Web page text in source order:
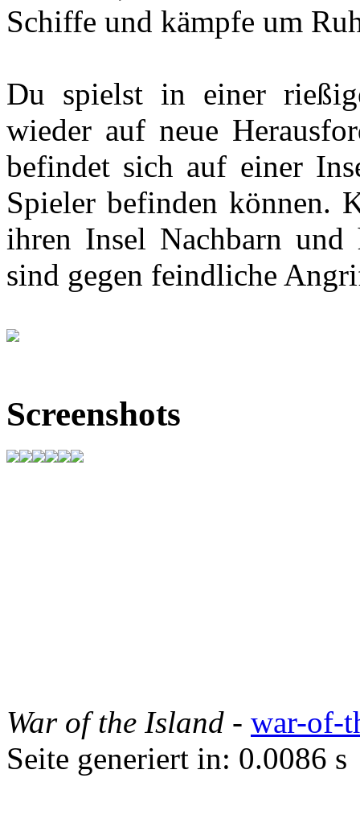
Schiffe und kämpfe um
Du spielst in einer
wieder auf neue
befindet sich auf einer
Spieler befinden können.
ihren Insel Nachbarn und
sind gegen feindliche
Screenshots
War of the Island - war-of-
Seite generiert in: 0.0086 s